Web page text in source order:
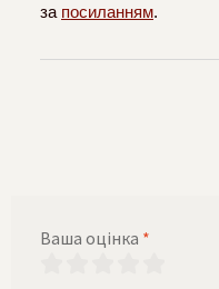
за посиланням.
Ваша оцінка *